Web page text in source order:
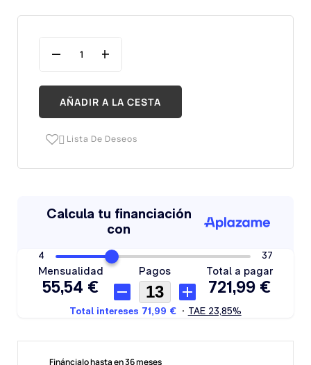
AÑADIR A LA CESTA
 Lista De Deseos
Fináncialo hasta en 36 meses